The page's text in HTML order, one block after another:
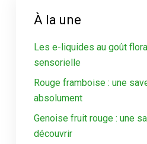
À la une
Les e-liquides au goût
sensorielle
Rouge framboise : une
absolument
Genoise fruit rouge : une
découvrir